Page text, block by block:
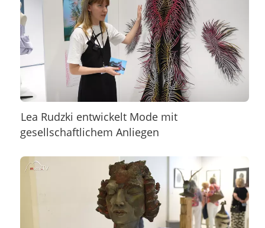
Lea Rudzki entwickelt Mode mit
gesellschaftlichem Anliegen